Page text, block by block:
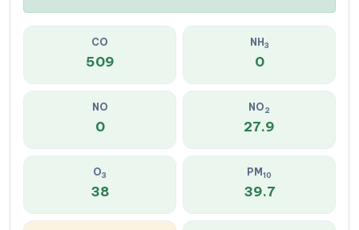
CO
509
NH 3
0
NO
0
NO2
27.9
O3
38
PM 10
39.7